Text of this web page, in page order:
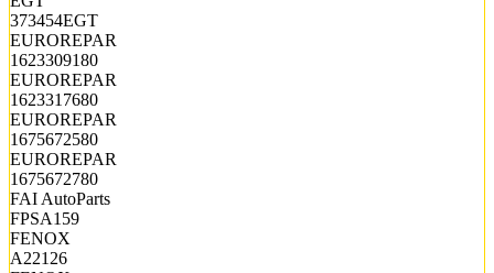
373454EGT
EUROREPAR
1623309180
EUROREPAR
1623317680
EUROREPAR
1675672580
EUROREPAR
1675672780
FAI AutoParts
FPSA159
FENOX
A22126